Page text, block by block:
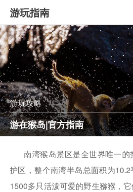
游玩指南
游玩攻略
游在猴岛|官方指南
南湾猴岛景区是全世界唯一
护区，整个南湾半岛总面积为
1500多只活泼可爱的野生猕猴，